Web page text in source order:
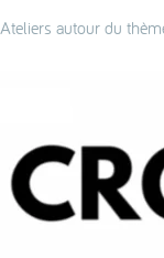
Ateliers autour du